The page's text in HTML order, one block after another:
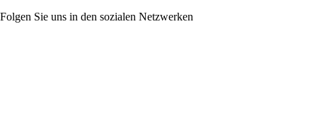
Folgen Sie uns in den sozialen Netzwerken